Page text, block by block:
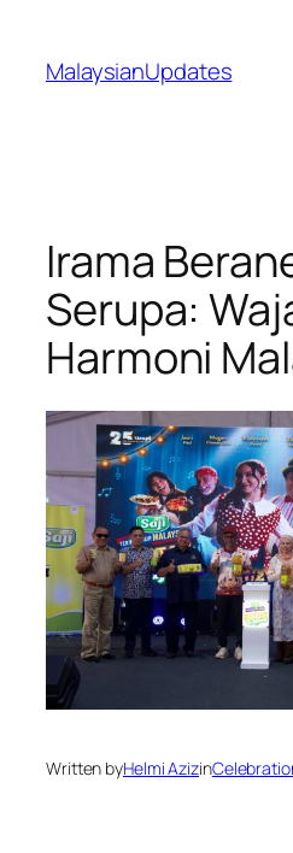
content
MalaysianUpdates
Irama
Serupa:
Harmoni
Written byHelmi Azizin